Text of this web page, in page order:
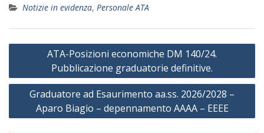
Notizie in evidenza, Personale ATA
Navigazione
ATA-Posizioni economiche DM 140/24.
Pubblicazione graduatorie definitive.
Graduatore ad Esaurimento aa.ss. 2026/2028 –
Aparo Biagio – depennamento AAAA – EEEE